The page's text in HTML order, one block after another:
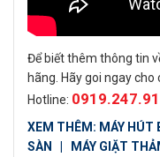
Để biết thêm thông tin
hãng. Hãy goi ngay
Hotline:
XEM THÊM: MÁY HÚT
SÀN
MÁY GIẶT